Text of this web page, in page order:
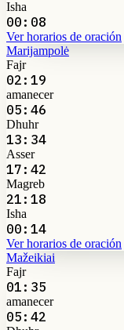
Isha
00:08
Ver horarios de oración
Marijampolė
Fajr
02:19
amanecer
05:46
Dhuhr
13:34
Asser
17:42
Magreb
21:18
Isha
00:14
Ver horarios de oración
Mažeikiai
Fajr
01:35
amanecer
05:42